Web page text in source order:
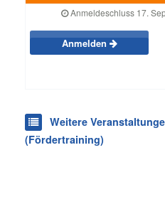
Anmeldeschluss 17.
Anmelden
Weitere
(Fördertraining)